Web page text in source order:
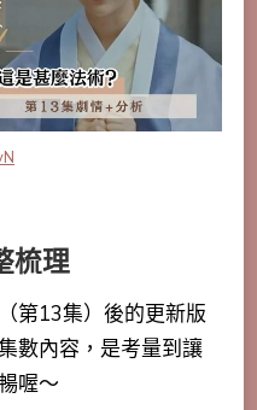
梳理
第13集）後的更新版
數內容，是考量到讓
喔～